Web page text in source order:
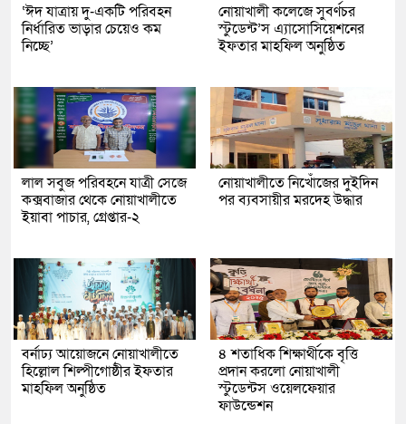
‘ঈদ যাত্রায় দু-একটি পরিবহন
নির্ধারিত ভাড়ার চেয়েও কম
নিচ্ছে’
নোয়াখালী কলেজে সুবর্ণচর
স্টুডেন্ট’স এ্যাসোসিয়েশনের
ইফতার মাহফিল অনুষ্ঠিত
লাল সবুজ পরিবহনে যাত্রী সেজে
কক্সবাজার থেকে নোয়াখালীতে
ইয়াবা পাচার, গ্রেপ্তার-২
নোয়াখালীতে নিখোঁজের দুইদিন
পর ব্যবসায়ীর মরদেহ উদ্ধার
বর্নাঢ্য আয়োজনে নোয়াখালীতে
হিল্লোল শিল্পীগোষ্ঠীর ইফতার
মাহফিল অনুষ্ঠিত
৪ শতাধিক শিক্ষার্থীকে বৃত্তি
প্রদান করলো নোয়াখালী
স্টুডেন্টস ওয়েলফেয়ার
ফাউন্ডেশন